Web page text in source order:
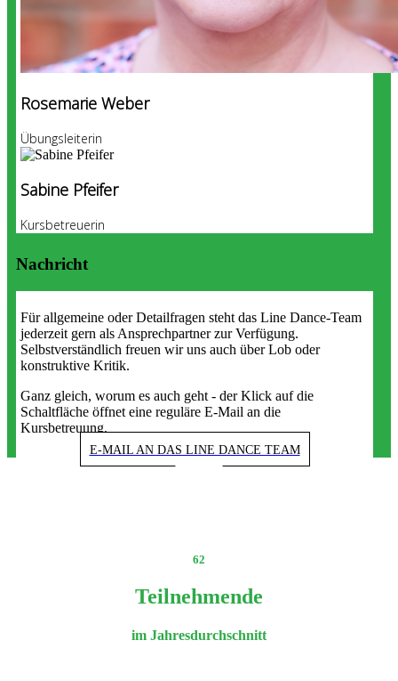
Rosemarie Weber
Übungsleiterin
Sabine Pfeifer
Kursbetreuerin
Nachricht
Für allgemeine oder Detailfragen steht das Line Dance-Team
jederzeit gern als Ansprechpartner zur Verfügung.
Selbstverständlich freuen wir uns auch über Lob oder
konstruktive Kritik.
Ganz gleich, worum es auch geht - der Klick auf die
Schaltfläche öffnet eine reguläre E-Mail an die
Kursbetreuung.
E-MAIL AN DAS LINE DANCE TEAM
62
Teilnehmende
im Jahresdurchschnitt